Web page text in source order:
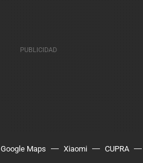
Google Maps Xiaomi CUPRA